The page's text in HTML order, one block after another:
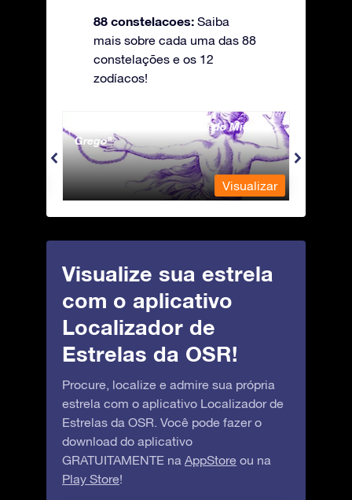
88 constelacoes: Saiba
mais sobre cada uma das 88
constelações e os 12
zodíacos!
Andromeda - A Princesa do Mito
Grego
Visualizar
Visualize sua estrela
com o aplicativo
Localizador de
Estrelas da OSR!
Procure, localize e admire sua própria
estrela com o aplicativo Localizador de
Estrelas da OSR. Você pode fazer o
download do aplicativo
GRATUITAMENTE na AppStore ou na
Play Store!